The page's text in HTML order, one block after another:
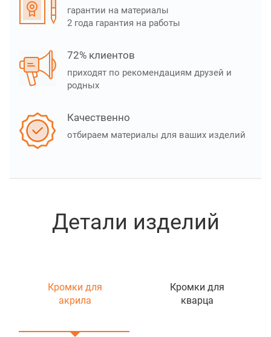
гарантии на материалы
2 года гарантия на работы
72% клиентов
приходят по рекомендациям друзей и
родных
Качественно
отбираем материалы для ваших изделий
Детали изделий
Кромки для
акрила
Кромки для
кварца